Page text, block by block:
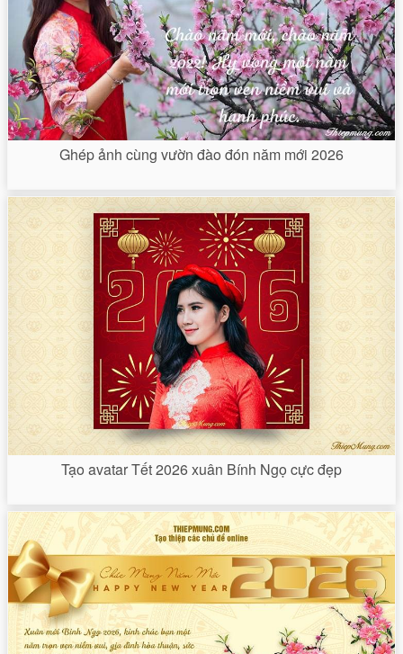
Ghép ảnh cùng vườn đào đón năm mới 2026
Tạo avatar Tết 2026 xuân Bính Ngọ cực đẹp